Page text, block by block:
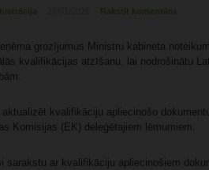
Rakstīt komentāru
grozījumus Ministru kabineta
kvalifikācijas atzīšanu, lai nodrošinātu
kvalifikāciju apliecinošo
Komisijas (EK) deleģētajiem lēmumiem.
sarakstu ar kvalifikāciju apliecinošiem